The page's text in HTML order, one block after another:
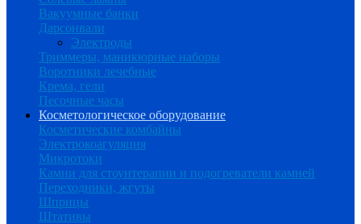
Вакуумные банки
Дарсонвали
Электроды
Триммеры, маникюрные наборы
Воротники лечебные
Крема, гели
Песочные часы
Косметологическое оборудование
Косметические комбайны
Электрокоагуляция
Микротоки
Камни для стоунтерапии и подогреватели камней
Переходники, жгуты
Шприцы
Штативы